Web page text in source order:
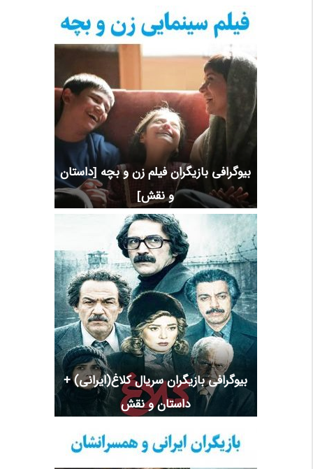
بیوگرافی بازیگران فیلم زن و بچه [داستان
و نقش]
بیوگرافی بازیگران سریال کلاغ(ایرانی) +
داستان و نقش